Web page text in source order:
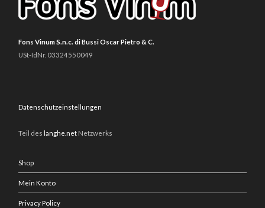
Fons Vinum S.n.c. di Bussi Oscar Pietro & C.
USt-IdNr. 03324550049
Datenschutzeinstellungen
Teil deslanghe.net Netzwerks
Shop
Mein Konto
Privacy Policy